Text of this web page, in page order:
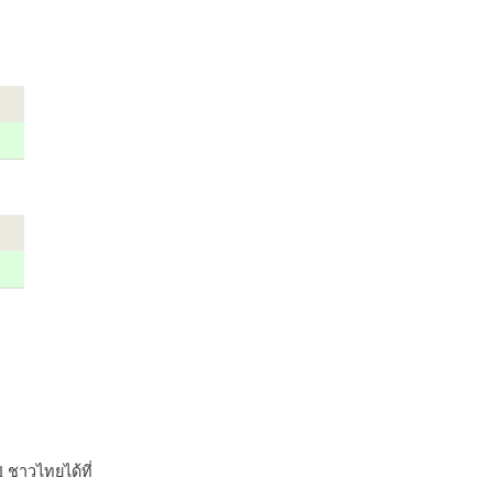
ชาวไทยได้ที่